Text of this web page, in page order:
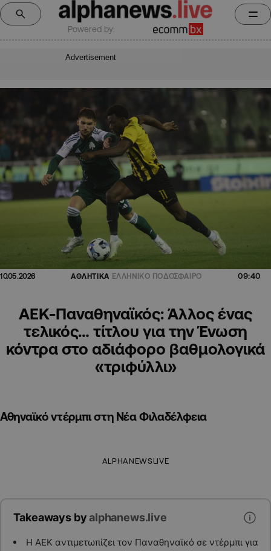
Powered by:
Advertisement
10.05.2026 ΑΘΛΗΤΙΚΑ ΕΛΛΗΝΙΚΟ ΠΟΔΟΣΦΑΙΡΟ 09:40
ΑΕΚ-Παναθηναϊκός: Άλλος ένας
τελικός… τίτλου για την Ένωση
κόντρα στο αδιάφορο βαθμολογικά
«τριφύλλι»
Αθηναϊκό ντέρμπι στη Νέα Φιλαδέλφεια
ALPHANEWSLIVE
Takeaways byalphanews.live
Η ΑΕΚ αντιμετωπίζει τον Παναθηναϊκό σε ντέρμπι για